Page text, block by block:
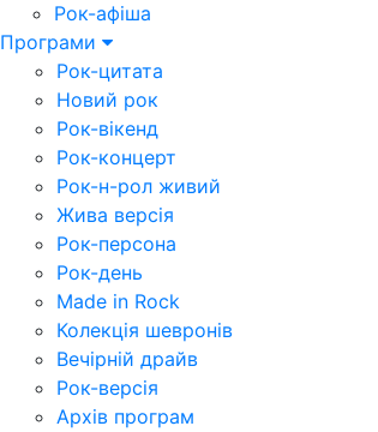
Рок-афіша
Програми
Рок-цитата
Новий рок
Рок-вікенд
Рок-концерт
Рок-н-рол живий
Жива версія
Рок-персона
Рок-день
Made in Rock
Колекція шевронів
Вечірній драйв
Рок-версія
Архів програм